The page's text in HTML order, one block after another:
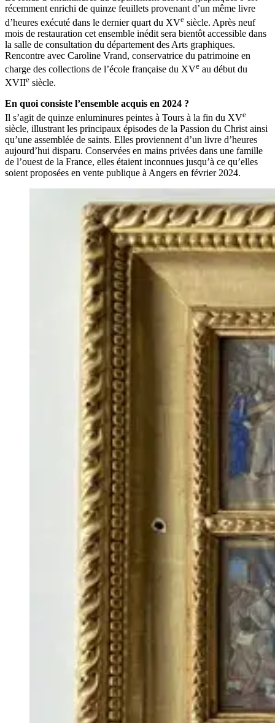
récemment enrichi de quinze feuillets provenant d’un même livre
d’heures exécuté dans le dernier quart du XVe siècle. Après neuf
mois de restauration cet ensemble inédit sera bientôt accessible dans
la salle de consultation du département des Arts graphiques.
Rencontre avec Caroline Vrand, conservatrice du patrimoine en
charge des collections de l’école française du XVe au début du
XVIIe siècle.
En quoi consiste l’ensemble acquis en 2024 ?
Il s’agit de quinze enluminures peintes à Tours à la fin du XVe
siècle, illustrant les principaux épisodes de la Passion du Christ ainsi
qu’une assemblée de saints. Elles proviennent d’un livre d’heures
aujourd’hui disparu. Conservées en mains privées dans une famille
de l’ouest de la France, elles étaient inconnues jusqu’à ce qu’elles
soient proposées en vente publique à Angers en février 2024.